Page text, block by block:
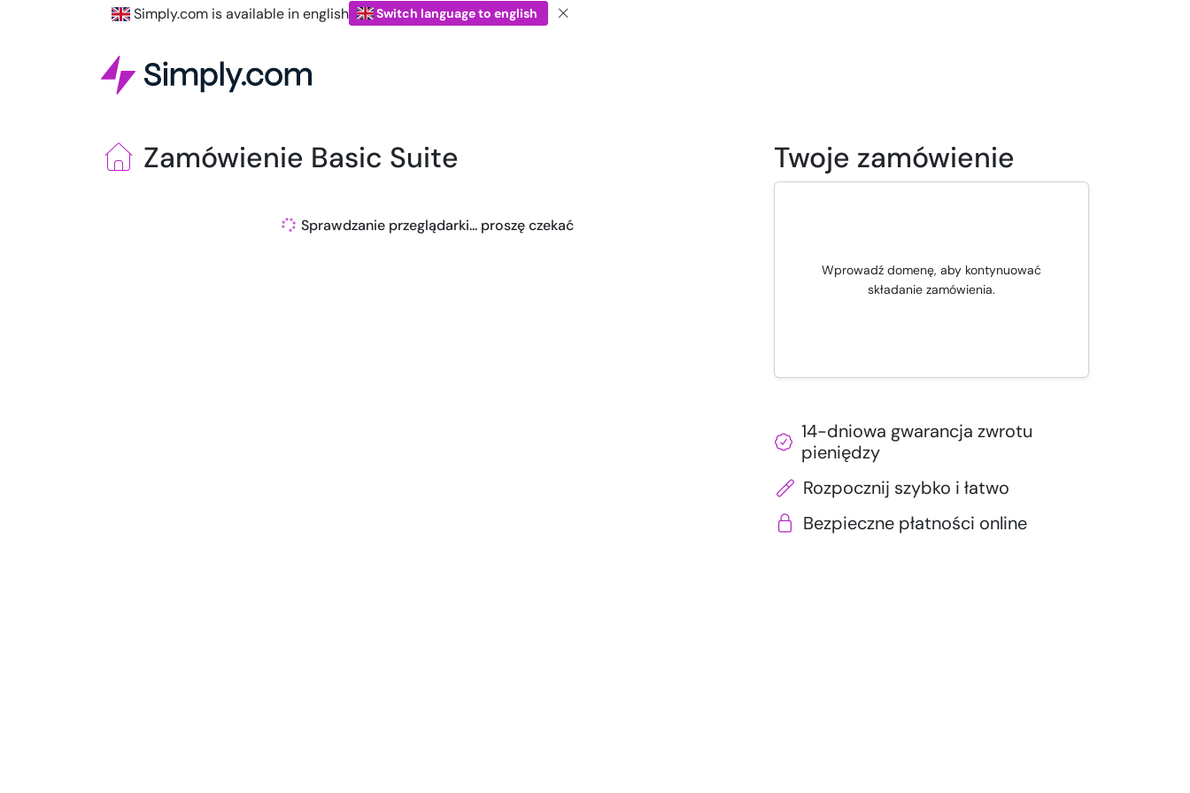
Simply.com is available in english Switch language to english
Zamówienie Basic Suite
Sprawdzanie przeglądarki... proszę czekać
Twoje zamówienie
Wprowadź domenę, aby kontynuować
składanie zamówienia.
14-dniowa gwarancja zwrotu
pieniędzy
Rozpocznij szybko i łatwo
Bezpieczne płatności online